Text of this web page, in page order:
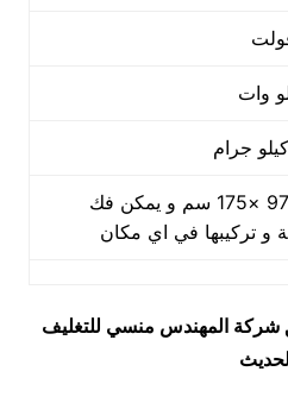
70× 97 ×175 سم و يمكن فك
و تركيبها في اي مكان
شركة المهندس منسي للتغليف